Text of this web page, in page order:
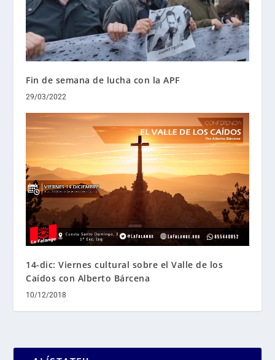
Fin de semana de lucha con la APF
29/03/2022
14-dic: Viernes cultural sobre el Valle de los
Caídos con Alberto Bárcena
10/12/2018